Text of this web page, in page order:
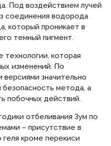
Под воздействием лучей
соединения водорода
который проникает в
темный пигмент.
технологии, которая
изменений. По
значительно
метода, а
побочных действий.
отбеливания Зум по
– присутствие в
кроме перекиси